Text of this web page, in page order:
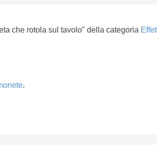
che rotola sul tavolo" della categoria
.